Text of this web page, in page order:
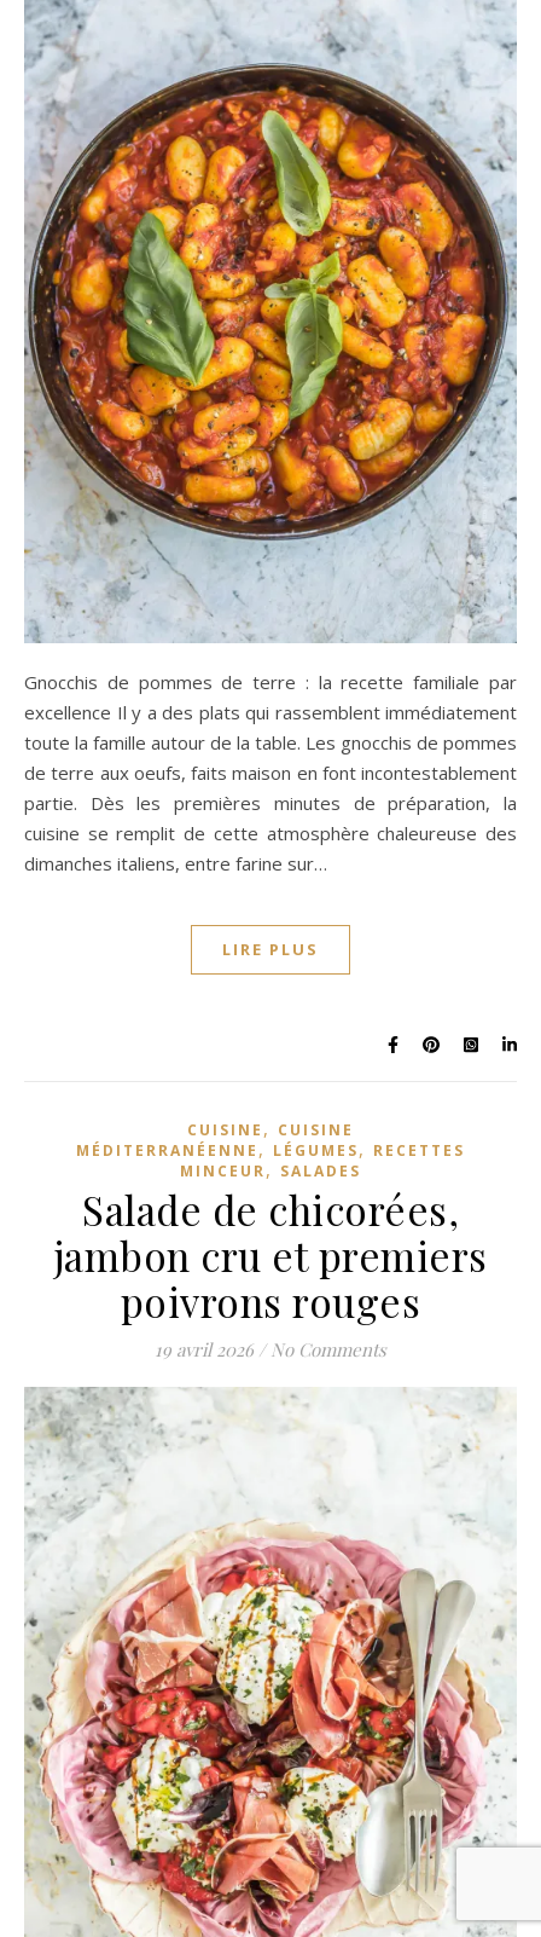
Gnocchis de pommes de terre : la recette familiale par
excellence Il y a des plats qui rassemblent immédiatement
toute la famille autour de la table. Les gnocchis de pommes
de terre aux oeufs, faits maison en font incontestablement
partie. Dès les premières minutes de préparation, la
cuisine se remplit de cette atmosphère chaleureuse des
dimanches italiens, entre farine sur…
LIRE PLUS
CUISINE , CUISINE
MÉDITERRANÉENNE , LÉGUMES, RECETTES
MINCEUR, SALADES
Salade de chicorées,
jambon cru et premiers
poivrons rouges
19 avril 2026 / No Comments